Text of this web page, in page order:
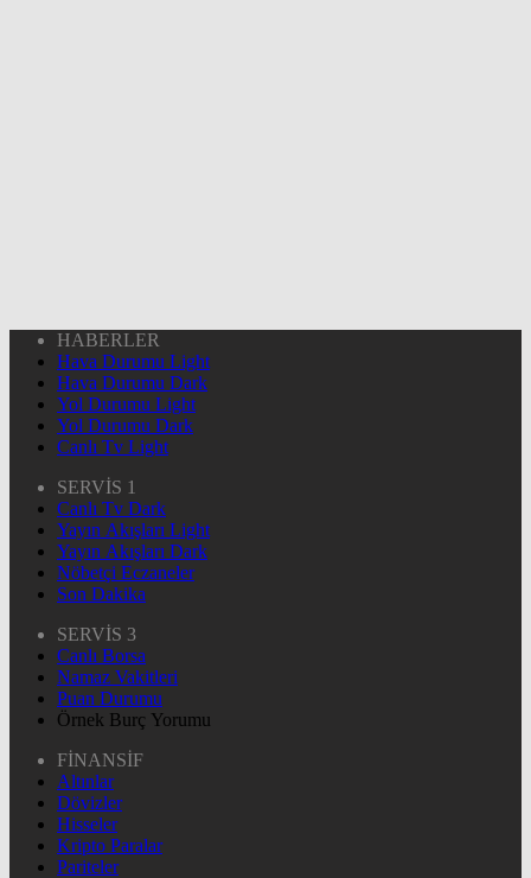
HABERLER
Hava Durumu Light
Hava Durumu Dark
Yol Durumu Light
Yol Durumu Dark
Canlı Tv Light
SERVİS 1
Canlı Tv Dark
Yayın Akışları Light
Yayın Akışları Dark
Nöbetçi Eczaneler
Son Dakika
SERVİS 3
Canlı Borsa
Namaz Vakitleri
Puan Durumu
Örnek Burç Yorumu
FİNANSİF
Altınlar
Dövizler
Hisseler
Kripto Paralar
Pariteler